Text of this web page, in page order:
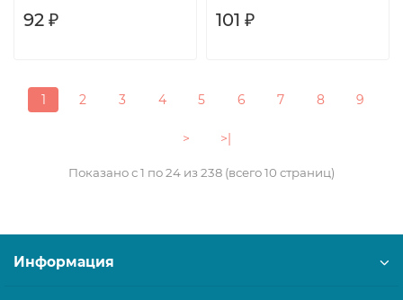
92 ₽ 101 ₽
1 2 3 4 5 6 7 8 9
> >|
Показано с 1 по 24 из 238 (всего 10 страниц)
Информация